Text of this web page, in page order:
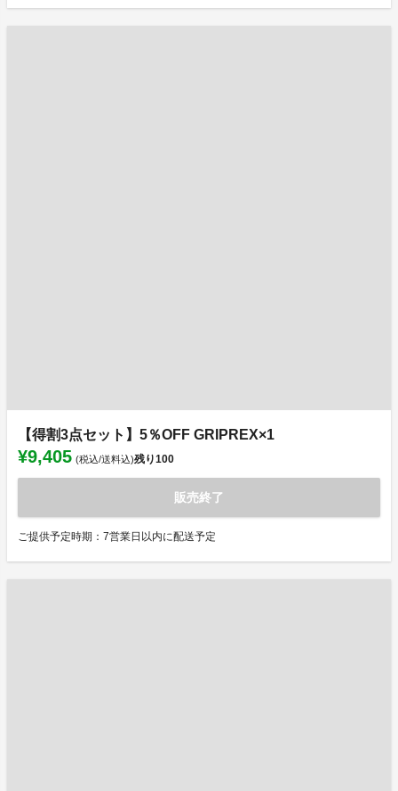
【得割3点セット】5％OFF GRIPREX×1
¥9,405 (税込/送料込)残り100
販売終了
ご提供予定時期：7営業日以内に配送予定